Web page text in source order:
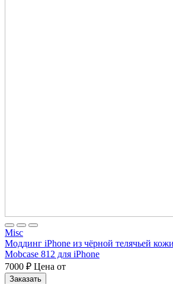
Misc
Моддинг iPhone из чёрной телячьей
Mobcase 812 для iPhone
7000 ₽ Цена от
Заказать